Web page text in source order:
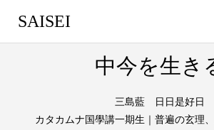
SAISEI
中今を生き
三島藍 日日是好日
カタカムナ国學講一期生｜普遍の玄理